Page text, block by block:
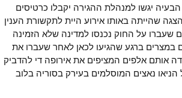
יגשו למנהלת ההגירה יקבלו כרטיסים
שהייתה באותו אירוע היית לתקשורת הענין
שעברו על החוק נכנסו למדינה שלא הזמינה
במצרים ברגע שהגיעו לכאן לאחר שעברו את
אותם אלפים המציפים את אירופה די להדביק
הניאו נאצים המוסלמים בעירק בסוריה בלוב